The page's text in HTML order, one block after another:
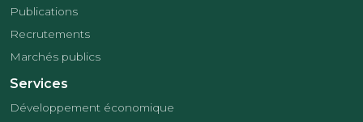
Publications
Recrutements
Marchés publics
Services
Développement économique